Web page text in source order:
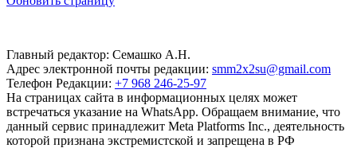
Главный редактор: Семашко А.Н.
Адрес электронной почты редакции: smm2x2su@gmail.com
Телефон Редакции: +7 968 246-25-97
На страницах сайта в информационных целях может
встречаться указание на WhatsApp. Обращаем внимание, что
данный сервис принадлежит Meta Platforms Inc., деятельность
которой признана экстремистской и запрещена в РФ